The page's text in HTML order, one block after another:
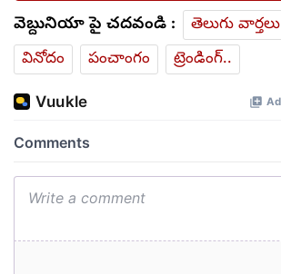
వెబ్దునియా పై చదవండి : తెలుగు వార్తలు
వినోదం
పంచాంగం ట్రెండింగ్..